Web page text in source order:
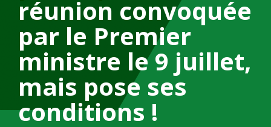
Assistance au Travail
Vos droits
Assistance en vie privée
réunion convoquée
par le Premier
ministre le 9 juillet,
mais pose ses
conditions !